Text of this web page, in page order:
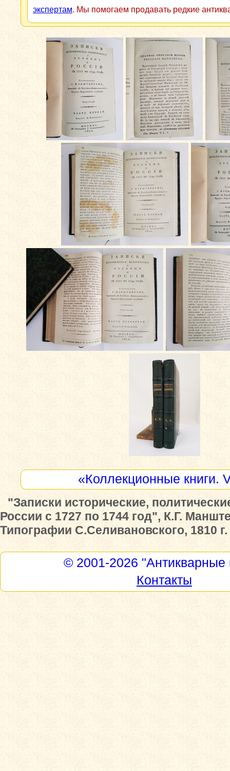
экспертам. Мы помогаем продавать редкие
«Коллекционные книги.
"Записки исторические,
России с 1727 по 1744 год", К.Г.
Типографии С.Селивановского, 1810 г.
© 2001-2026 "Антикварные
Контакты